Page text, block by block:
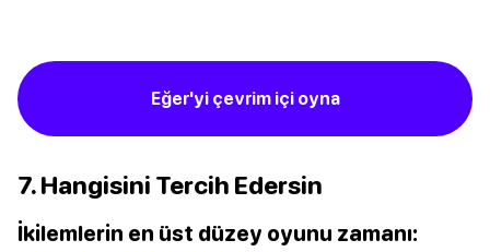
Eğer'yi çevrim içi oyna
7. Hangisini Tercih Edersin
İkilemlerin en üst düzey oyunu zamanı: